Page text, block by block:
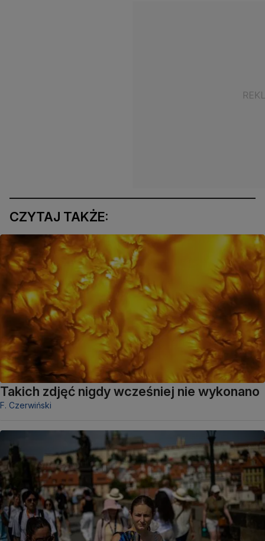
CZYTAJ TAKŻE:
Takich zdjęć nigdy wcześniej nie wykonano
F. Czerwiński